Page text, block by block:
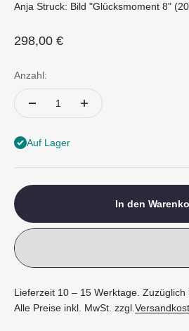
Anja Struck: Bild "Glücksmoment 8"
Angebot
298,00 €
Anzahl:
Auf Lager
In den
Lieferzeit 10 – 15 Werktage. Zuzüglich
Alle Preise inkl. MwSt. zzgl.